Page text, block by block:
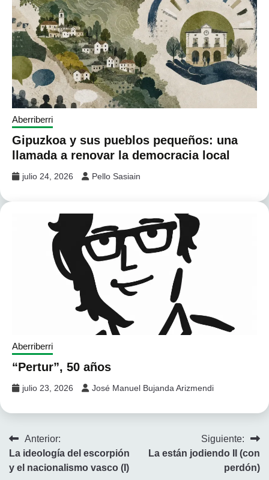
Aberriberri
Gipuzkoa y sus pueblos pequeños: una
llamada a renovar la democracia local
julio 24, 2026 Pello Sasiain
Aberriberri
“Pertur”, 50 años
julio 23, 2026 José Manuel Bujanda Arizmendi
Navegación
de
Anterior:
La ideología del escorpión
y el nacionalismo vasco (I)
Siguiente:
La están jodiendo II (con
perdón)